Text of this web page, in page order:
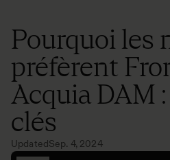
Pourquoi les
préfèrent
Acquia DAM
clés
UpdatedSep. 4, 2024